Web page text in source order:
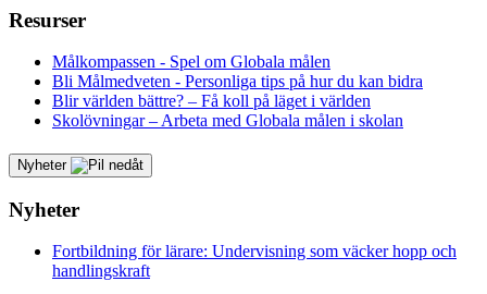
Resurser
Målkompassen - Spel om Globala målen
Bli Målmedveten - Personliga tips på hur du kan bidra
Blir världen bättre? – Få koll på läget i världen
Skolövningar – Arbeta med Globala målen i skolan
Nyheter
Nyheter
Fortbildning för lärare: Undervisning som väcker hopp och
handlingskraft